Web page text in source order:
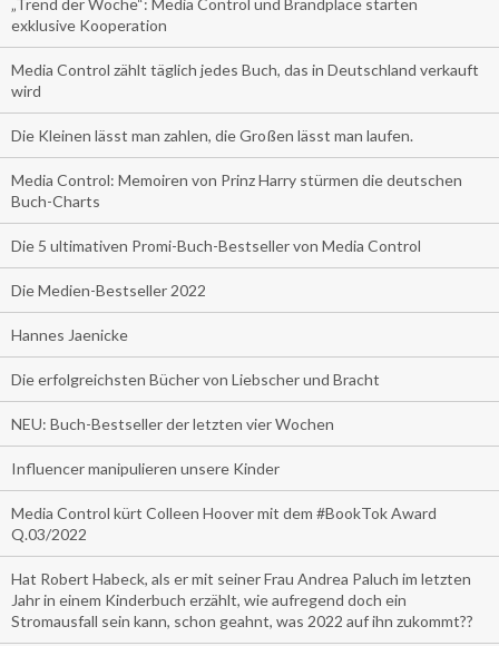
exklusive Kooperation
Media Control zählt täglich jedes Buch, das in Deutschland verkauft
wird
Die Kleinen lässt man zahlen, die Großen lässt man laufen.
Media Control: Memoiren von Prinz Harry stürmen die deutschen
Buch-Charts
Die 5 ultimativen Promi-Buch-Bestseller von Media Control
Die Medien-Bestseller 2022
Hannes Jaenicke
Die erfolgreichsten Bücher von Liebscher und Bracht
NEU: Buch-Bestseller der letzten vier Wochen
Influencer manipulieren unsere Kinder
Media Control kürt Colleen Hoover mit dem #BookTok Award
Q.03/2022
Hat Robert Habeck, als er mit seiner Frau Andrea Paluch im letzten
Jahr in einem Kinderbuch erzählt, wie aufregend doch ein
Stromausfall sein kann, schon geahnt, was 2022 auf ihn zukommt??